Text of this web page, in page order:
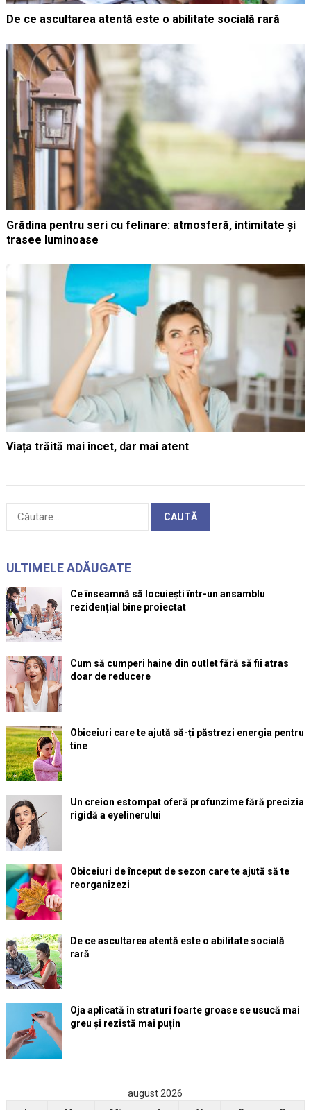
De ce ascultarea atentă este o abilitate socială rară
Grădina pentru seri cu felinare: atmosferă, intimitate și
trasee luminoase
Viața trăită mai încet, dar mai atent
Caută
ULTIMELE ADĂUGATE
Ce înseamnă să locuiești într-un ansamblu
rezidențial bine proiectat
Cum să cumperi haine din outlet fără să fii atras
doar de reducere
Obiceiuri care te ajută să-ți păstrezi energia pentru
tine
Un creion estompat oferă profunzime fără precizia
rigidă a eyelinerului
Obiceiuri de început de sezon care te ajută să te
reorganizezi
De ce ascultarea atentă este o abilitate socială
rară
Oja aplicată în straturi foarte groase se usucă mai
greu și rezistă mai puțin
august 2026